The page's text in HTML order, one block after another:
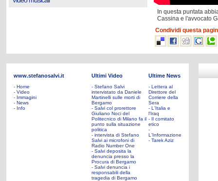
In questa puntata
Cassina e l'avvocato
Condividi questa
www.stefanosalvi.it
- Home
- Video
- Immagini
- News
- Info
Ultimi Video
- Stefano Salvi
intervistato da Daniele
Martinelli sulle morti di
Bergamo
- Salvi col prorettore
Giuliano Noci del
Politecnico di Milano fa il
punto sulla situazione
politica
- intervista di Stefano
Salvi ai microfoni di
Radio Number One
- Salvi deposita la
denuncia presso la
Procura di Bergamo
- Salvi denuncia i
responsabili della
tragedia di Bergamo
Ultime News
- Lettera al
Direttore del
Corriere della
Sera
- L'Italia e
l'Iraq
- Il comitato
etico
-
L'Informazione
- Tarek Aziz